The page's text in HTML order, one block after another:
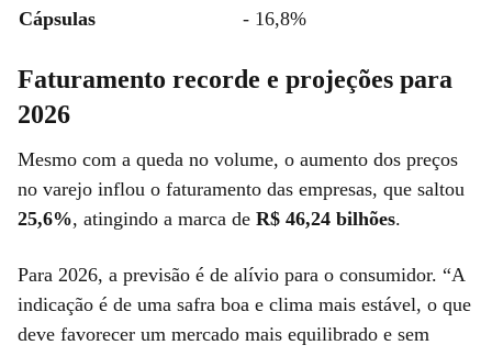
Cápsulas
- 16,8%
Faturamento recorde e projeções para
2026
Mesmo com a queda no volume, o aumento dos preços
no varejo inflou o faturamento das empresas, que saltou
25,6%, atingindo a marca de R$ 46,24 bilhões.
Para 2026, a previsão é de alívio para o consumidor. “A
indicação é de uma safra boa e clima mais estável, o que
deve favorecer um mercado mais equilibrado e sem